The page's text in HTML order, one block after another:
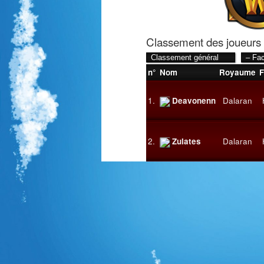
Classement des joueurs
n° Nom Royaume
1. Deavonenn Dalaran
2. Zulates Dalaran